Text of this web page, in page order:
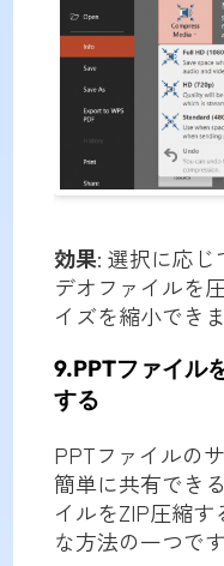
効果: 選択に応
デオファイルを
イズを縮小できま
9.PPTファイル
する
PPTファイルの
簡単に共有でき
イルをZIP圧縮
な方法の一つです